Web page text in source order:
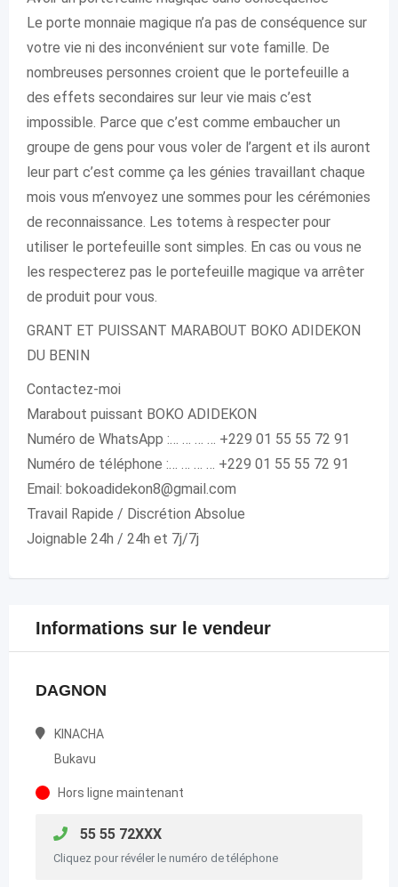
Le porte monnaie magique n’a pas de conséquence sur
votre vie ni des inconvénient sur vote famille. De
nombreuses personnes croient que le portefeuille a
des effets secondaires sur leur vie mais c’est
impossible. Parce que c’est comme embaucher un
groupe de gens pour vous voler de l’argent et ils auront
leur part c’est comme ça les génies travaillant chaque
mois vous m’envoyez une sommes pour les cérémonies
de reconnaissance. Les totems à respecter pour
utiliser le portefeuille sont simples. En cas ou vous ne
les respecterez pas le portefeuille magique va arrêter
de produit pour vous.
GRANT ET PUISSANT MARABOUT BOKO ADIDEKON
DU BENIN
Contactez-moi
Marabout puissant BOKO ADIDEKON
Numéro de WhatsApp :… … … … +229 01 55 55 72 91
Numéro de téléphone :… … … … +229 01 55 55 72 91
Email: bokoadidekon8@gmail.com
Travail Rapide / Discrétion Absolue
Joignable 24h / 24h et 7j/7j
Informations sur le vendeur
DAGNON
KINACHA
Bukavu
Hors ligne maintenant
55 55 72XXX
Cliquez pour révéler le numéro de téléphone